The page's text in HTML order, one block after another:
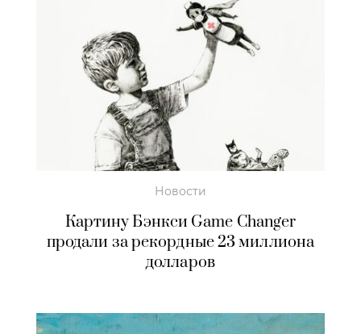
Новости
Картину Бэнкси Game Changer
продали за рекордные 23 миллиона
долларов